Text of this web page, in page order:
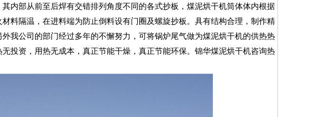
内部从前至后焊有交错排列角度不同的各式抄板，煤泥烘干机筒体体内根据
料隔温，在进料端为防止倒料设有门圈及螺旋抄板。具有结构合理，制作精
我公司的部门经过多年的不懈努力，可将锅炉尾气做为煤泥烘干机的供热热
投资，用热无成本，真正节能干燥，真正节能环保。锦华煤泥烘干机咨询热